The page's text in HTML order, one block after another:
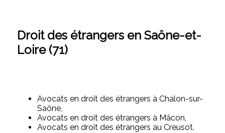
Droit des étrangers en Saône-et-
Loire (71)
Avocats en droit des étrangers à Chalon-sur-
Saône,
Avocats en droit des étrangers à Mâcon,
Avocats en droit des étrangers au Creusot.